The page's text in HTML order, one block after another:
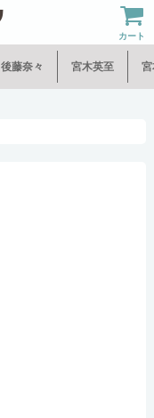
カート
後藤奈々 宮木英至 宮